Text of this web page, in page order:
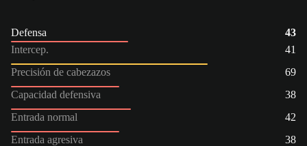
Defensa
43
Intercep.
41
Precisión de cabezazos
69
Capacidad defensiva
38
Entrada normal
42
Entrada agresiva
38